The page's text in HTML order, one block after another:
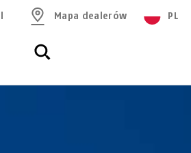
Mapa dealerów PL